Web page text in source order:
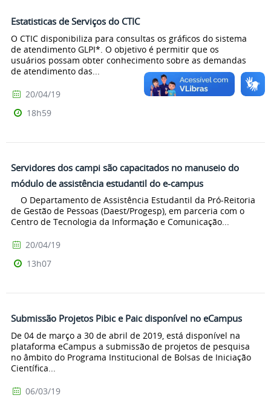
Estatisticas de Serviços do CTIC
O CTIC disponibiliza para consultas os gráficos do sistema
de atendimento GLPI*. O objetivo é permitir que os
usuários possam obter conhecimento sobre as demandas
de atendimento das...
20/04/19
18h59
Servidores dos campi são capacitados no manuseio do
módulo de assistência estudantil do e-campus
O Departamento de Assistência Estudantil da Pró-Reitoria
de Gestão de Pessoas (Daest/Progesp), em parceria com o
Centro de Tecnologia da Informação e Comunicação...
20/04/19
13h07
Submissão Projetos Pibic e Paic disponível no eCampus
De 04 de março a 30 de abril de 2019, está disponível na
plataforma eCampus a submissão de projetos de pesquisa
no âmbito do Programa Institucional de Bolsas de Iniciação
Científica...
06/03/19